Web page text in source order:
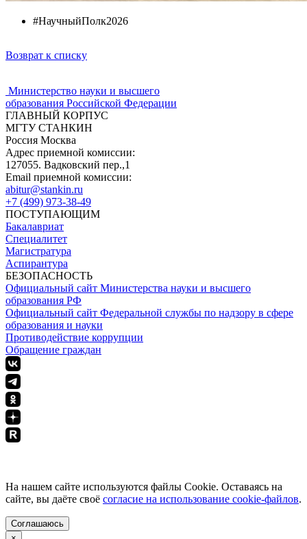
#НаучныйПолк2026
Возврат к списку
Министерство науки и высшего
образования Российской Федерации
ГЛАВНЫЙ КОРПУС
МГТУ СТАНКИН
Россия Москва
Адрес приемной комиссии:
127055. Вадковский пер.,1
Email приемной комиссии:
abitur@stankin.ru
+7 (499) 973-38-49
ПОСТУПАЮЩИМ
Бакалавриат
Специалитет
Магистратура
Аспирантура
БЕЗОПАСНОСТЬ
Официальный сайт Министерства науки и высшего
образования РФ
Официальный сайт Федеральной службы по надзору в сфере
образования и науки
Противодействие коррупции
Обращение граждан
На нашем сайте используются файлы Cookie. Оставаясь на
сайте, вы даёте своё согласие на использование cookie-файлов.
Соглашаюсь